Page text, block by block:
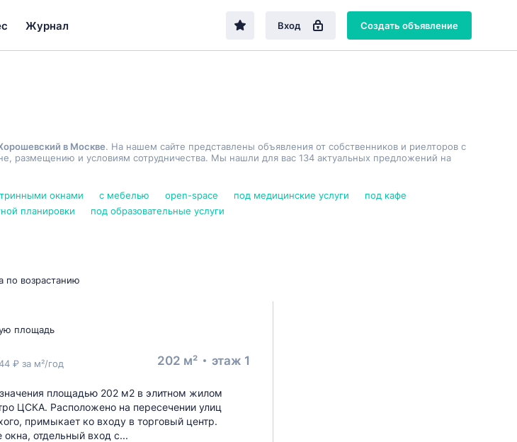
Журнал Вход Создать объявление
в Москве. На нашем сайте представлены объявления от собственников и риелторов с
размещению и условиям сотрудничества. Мы нашли для вас 134 актуальных предложений на
окнами с мебелью open-space под медицинские услуги
под кафе
планировки под образовательные услуги
по возрастанию
площадь
₽ за м²/год 202 м² этаж 1
площадью 202 м2 в элитном жилом
ЦСКА. Расположено на пересечении улиц
примыкает ко входу в торговый центр.
отдельный вход с...